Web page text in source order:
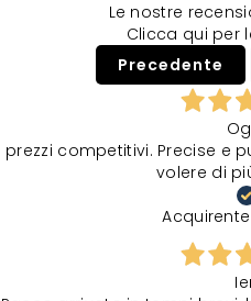
Le nostre
Clicca qui per
Precedente
prezzi competitivi. Precise e
volere di